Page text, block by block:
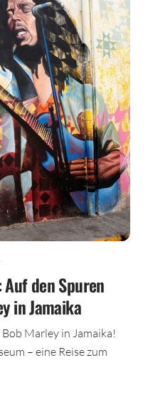
den Spuren
in Jamaika
Marley in Jamaika!
– eine Reise zum